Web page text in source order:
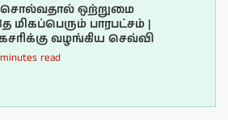
ஒற்றுமை
மிகப்பெரும் பாரபட்சம் |
வழங்கிய செவ்வி
read